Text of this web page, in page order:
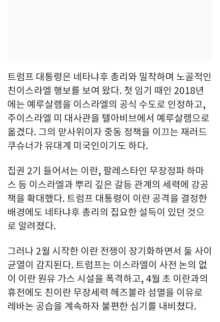
트럼프 대통령은 네타냐후 총리와 밀착하며 노골적인
친이스라엘 행보를 보여 왔다. 첫 임기 때인 2018년
에는 예루살렘을 이스라엘의 공식 수도로 인정하고,
주이스라엘 미 대사관을 텔아비브에서 예루살렘으로
옮겼다. 그의 맏사위이자 중동 정책을 이끄는 재러드
쿠슈너가 유대계 미국인이기도 하다.
집권 2기 들어서는 이란, 팔레스타인 무장정파 하마
스 등 이스라엘과 뿌리 깊은 갈등 관계의 세력에 강공
책을 확대했다. 트럼프 대통령이 이란 공격을 결정한
배경에도 네타냐후 총리의 집요한 설득이 있던 것으
로 알려졌다.
그러나 2월 시작한 이란 전쟁이 장기화하면서 둘 사이
균열이 감지된다. 트럼프는 이스라엘이 사전 논의 없
이 이란 원유 가스 시설을 폭격하고, 4월 초 이란과의
휴전에도 친이란 무장세력 헤즈볼라 섬멸을 이유로
레바논 공습을 계속하자 불편한 심기를 내비쳤다.